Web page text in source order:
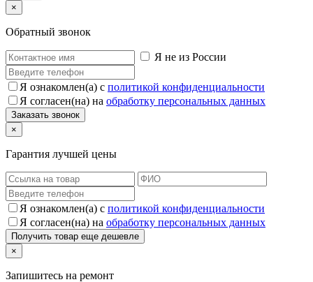
×
Обратный звонок
Я не из России
Я ознакомлен(а) с политикой конфиденциальности
Я согласен(на) на обработку персональных данных
×
Гарантия лучшей цены
Я ознакомлен(а) с политикой конфиденциальности
Я согласен(на) на обработку персональных данных
×
Запишитесь на ремонт